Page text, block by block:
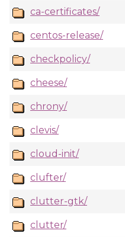
ca-certificates/
centos-release/
checkpolicy/
cheese/
chrony/
clevis/
cloud-init/
clufter/
clutter-gtk/
clutter/